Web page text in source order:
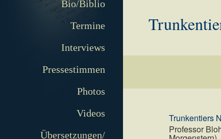
Bio/Biblio
Termine
Interviews
Pressestimmen
Photos
Videos
Übersetzungen/
Trunkentiers
Professor